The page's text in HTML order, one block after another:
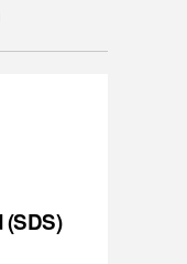
(SDS)